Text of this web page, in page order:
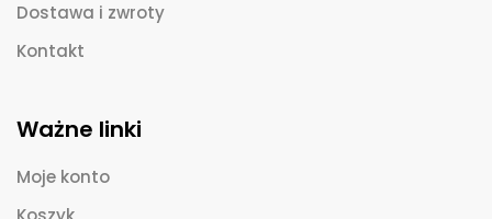
Dostawa i zwroty
Kontakt
Ważne linki
Moje konto